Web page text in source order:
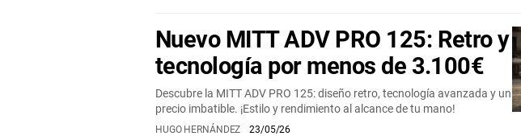
Nuevo MITT ADV PRO 125: Retro y
tecnología por menos de 3.100€
Descubre la MITT ADV PRO 125: diseño retro, tecnología avanzada y un
precio imbatible. ¡Estilo y rendimiento al alcance de tu mano!
HUGO HERNÁNDEZ 23/05/26